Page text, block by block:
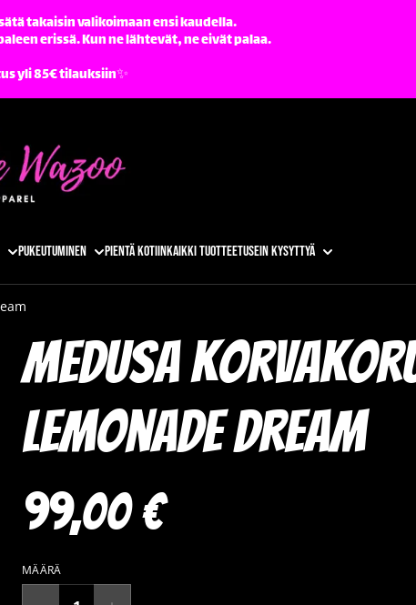
takaisin valikoimaan ensi kaudella.
erissä. Kun ne lähtevät, ne eivät palaa.
yli 85€ tilauksiin✨️
Pukeutuminen Pientä kotiinKaikki tuotteetUsein kysyttyä
Medusa
Lemonade Dream
99,00 €
MÄÄRÄ